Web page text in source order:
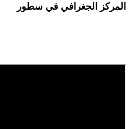
المركز الجغرافي في سطور